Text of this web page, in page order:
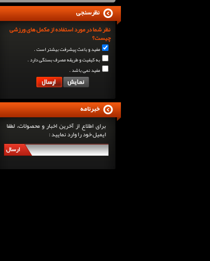
نظر شما در مورد استفاده از مکمل های ورزشی
چیست؟
مفید و باعث پیشرفت بیشتر است .
به کیفیت و طریقه مصرف بستگی دارد .
مفید نمی باشد .
نظرسنجی
برای اطلاع از آخرین اخبار و محصولات، لطفا
ایمیل خود را وارد نمایید :
ارسال
خبرنامه